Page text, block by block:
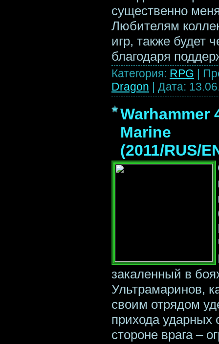
существенно
Любителям
игр, также будет
благодаря
Категория: RPG |
Dragon | Дата:
Warhammer
Marine
(2011/RUS/
закаленный в
Ультрамаринов,
своим отрядом
прихода ударных
стороне врага –